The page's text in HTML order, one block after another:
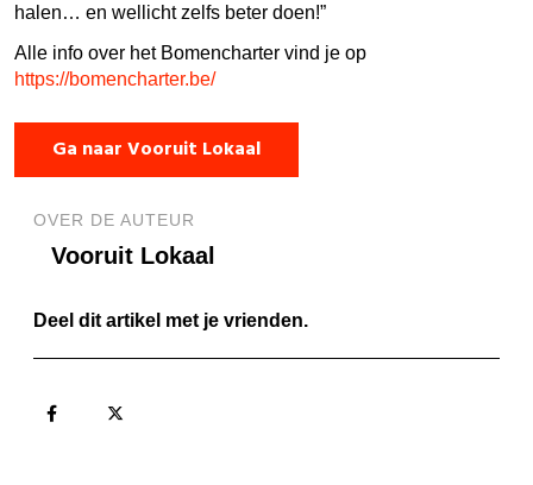
halen… en wellicht zelfs beter doen!”
Alle info over het Bomencharter vind je op
https://bomencharter.be/
Ga naar Vooruit Lokaal
OVER DE AUTEUR
Vooruit Lokaal
Deel dit artikel met je vrienden.